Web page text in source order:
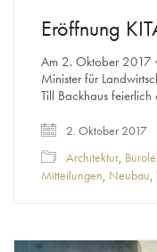
Eröffnung
Am 2. Oktober 2017
Minister für
Till Backhaus feierlich
2. Oktober 2017
Architektur,
Mitteilungen, Neubau,